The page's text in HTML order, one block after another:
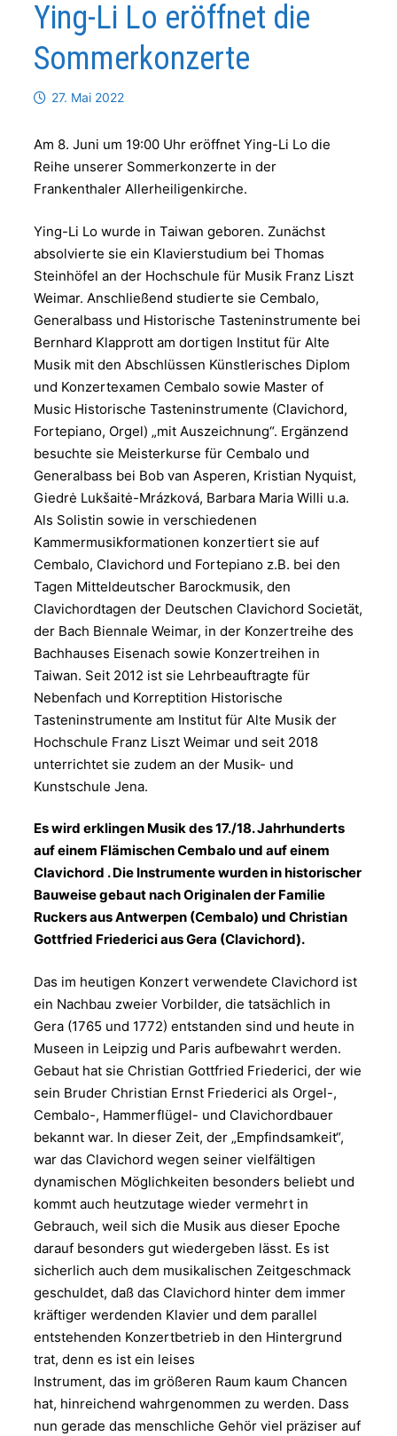
Ying-Li Lo eröffnet die
Sommerkonzerte
27. Mai 2022
Am 8. Juni um 19:00 Uhr eröffnet Ying-Li Lo die
Reihe unserer Sommerkonzerte in der
Frankenthaler Allerheiligenkirche.
Ying-Li Lo wurde in Taiwan geboren. Zunächst
absolvierte sie ein Klavierstudium bei Thomas
Steinhöfel an der Hochschule für Musik Franz Liszt
Weimar. Anschließend studierte sie Cembalo,
Generalbass und Historische Tasteninstrumente bei
Bernhard Klapprott am dortigen Institut für Alte
Musik mit den Abschlüssen Künstlerisches Diplom
und Konzertexamen Cembalo sowie Master of
Music Historische Tasteninstrumente (Clavichord,
Fortepiano, Orgel) „mit Auszeichnung“. Ergänzend
besuchte sie Meisterkurse für Cembalo und
Generalbass bei Bob van Asperen, Kristian Nyquist,
Giedrė Lukšaitė-Mrázková, Barbara Maria Willi u.a.
Als Solistin sowie in verschiedenen
Kammermusikformationen konzertiert sie auf
Cembalo, Clavichord und Fortepiano z.B. bei den
Tagen Mitteldeutscher Barockmusik, den
Clavichordtagen der Deutschen Clavichord Societät,
der Bach Biennale Weimar, in der Konzertreihe des
Bachhauses Eisenach sowie Konzertreihen in
Taiwan. Seit 2012 ist sie Lehrbeauftragte für
Nebenfach und Korreptition Historische
Tasteninstrumente am Institut für Alte Musik der
Hochschule Franz Liszt Weimar und seit 2018
unterrichtet sie zudem an der Musik- und
Kunstschule Jena.
Es wird erklingen Musik des 17./18. Jahrhunderts
auf einem Flämischen Cembalo und auf einem
Clavichord . Die Instrumente wurden in historischer
Bauweise gebaut nach Originalen der Familie
Ruckers aus Antwerpen (Cembalo) und Christian
Gottfried Friederici aus Gera (Clavichord).
Das im heutigen Konzert verwendete Clavichord ist
ein Nachbau zweier Vorbilder, die tatsächlich in
Gera (1765 und 1772) entstanden sind und heute in
Museen in Leipzig und Paris aufbewahrt werden.
Gebaut hat sie Christian Gottfried Friederici, der wie
sein Bruder Christian Ernst Friederici als Orgel-,
Cembalo-, Hammerflügel- und Clavichordbauer
bekannt war. In dieser Zeit, der „Empfindsamkeit“,
war das Clavichord wegen seiner vielfältigen
dynamischen Möglichkeiten besonders beliebt und
kommt auch heutzutage wieder vermehrt in
Gebrauch, weil sich die Musik aus dieser Epoche
darauf besonders gut wiedergeben lässt. Es ist
sicherlich auch dem musikalischen Zeitgeschmack
geschuldet, daß das Clavichord hinter dem immer
kräftiger werdenden Klavier und dem parallel
entstehenden Konzertbetrieb in den Hintergrund
trat, denn es ist ein leises
Instrument, das im größeren Raum kaum Chancen
hat, hinreichend wahrgenommen zu werden. Dass
nun gerade das menschliche Gehör viel präziser auf